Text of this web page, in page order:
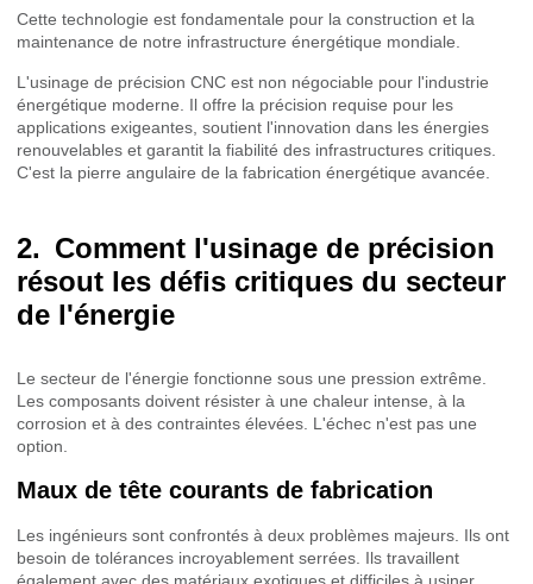
Cette technologie est fondamentale pour la construction et la
maintenance de notre infrastructure énergétique mondiale.
L'usinage de précision CNC est non négociable pour l'industrie
énergétique moderne. Il offre la précision requise pour les
applications exigeantes, soutient l'innovation dans les énergies
renouvelables et garantit la fiabilité des infrastructures critiques.
C'est la pierre angulaire de la fabrication énergétique avancée.
Comment l'usinage de précision
résout les défis critiques du secteur
de l'énergie
Le secteur de l'énergie fonctionne sous une pression extrême.
Les composants doivent résister à une chaleur intense, à la
corrosion et à des contraintes élevées. L'échec n'est pas une
option.
Maux de tête courants de fabrication
Les ingénieurs sont confrontés à deux problèmes majeurs. Ils ont
besoin de tolérances incroyablement serrées. Ils travaillent